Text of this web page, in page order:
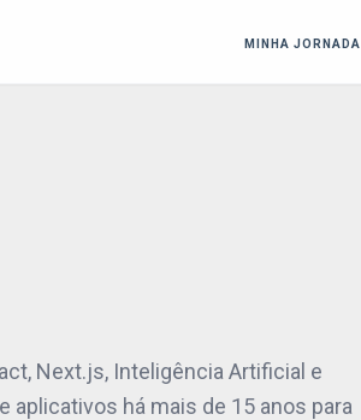
MINHA JORNADA
Next.js, Inteligência Artificial e
há mais de 15 anos para